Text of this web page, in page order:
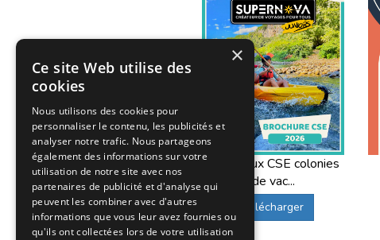
Offres aux CSE colonies
de vac...
Télécharger
×
Ce site Web utilise des
cookies
Nous utilisons des cookies pour
personnaliser le contenu, les publicités et
analyser notre trafic. Nous partageons
également des informations sur votre
utilisation de notre site avec nos
partenaires de publicité et d'analyse qui
peuvent les combiner avec d'autres
informations que vous leur avez fournies ou
qu'ils ont collectées lors de votre utilisation